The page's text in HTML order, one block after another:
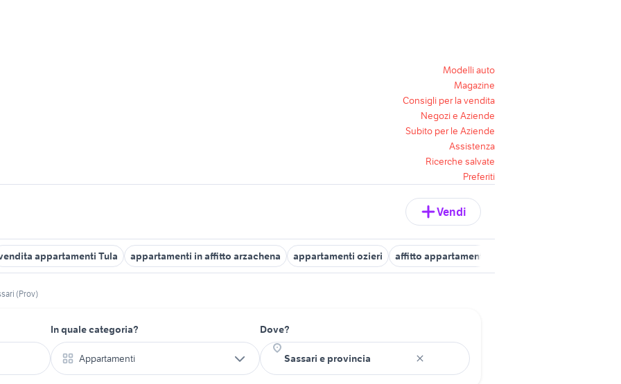
Modelli auto
Magazine
Consigli per la vendita
Negozi e Aziende
Subito per le Aziende
Assistenza
Ricerche salvate
Preferiti
Vendi
appartamenti Tula appartamenti in affitto arzachena appartamenti ozieri affitto appartamenti affitto Sassari
(Prov)
In quale categoria?
Appartamenti
Dove?